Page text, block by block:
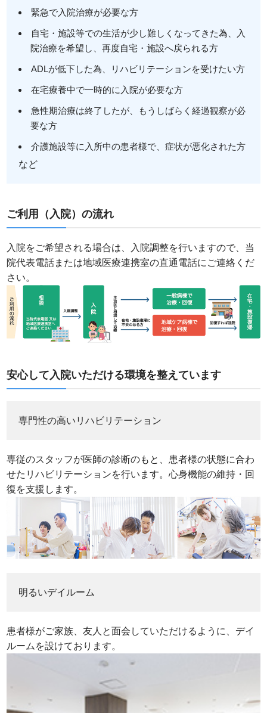
緊急で入院治療が必要な方
自宅・施設等での生活が少し難しくなってきた為、入
院治療を希望し、再度自宅・施設へ戻られる方
ADLが低下した為、リハビリテーションを受けたい方
在宅療養中で一時的に入院が必要な方
急性期治療は終了したが、もうしばらく経過観察が必
要な方
介護施設等に入所中の患者様で、症状が悪化された方
など
ご利用（入院）の流れ
入院をご希望される場合は、入院調整を行いますので、当
院代表電話または地域医療連携室の直通電話にご連絡くだ
さい。
安心して入院いただける環境を整えています
専門性の高いリハビリテーション
専従のスタッフが医師の診断のもと、患者様の状態に合わ
せたリハビリテーションを行います。心身機能の維持・回
復を支援します。
明るいデイルーム
患者様がご家族、友人と面会していただけるように、デイ
ルームを設けております。